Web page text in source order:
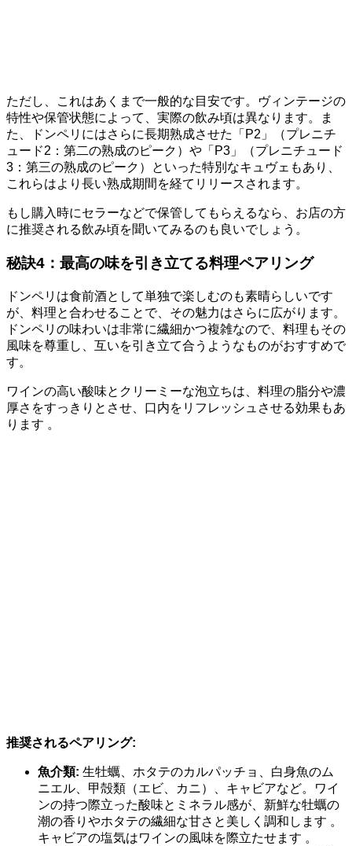
ただし、これはあくまで一般的な目安です。ヴィンテージの
特性や保管状態によって、実際の飲み頃は異なります。ま
た、ドンペリにはさらに長期熟成させた「P2」（プレニチ
ュード2：第二の熟成のピーク）や「P3」（プレニチュード
3：第三の熟成のピーク）といった特別なキュヴェもあり、
これらはより長い熟成期間を経てリリースされます。
もし購入時にセラーなどで保管してもらえるなら、お店の方
に推奨される飲み頃を聞いてみるのも良いでしょう。
秘訣4：最高の味を引き立てる料理ペアリング
ドンペリは食前酒として単独で楽しむのも素晴らしいです
が、料理と合わせることで、その魅力はさらに広がります。
ドンペリの味わいは非常に繊細かつ複雑なので、料理もその
風味を尊重し、互いを引き立て合うようなものがおすすめで
す。
ワインの高い酸味とクリーミーな泡立ちは、料理の脂分や濃
厚さをすっきりとさせ、口内をリフレッシュさせる効果もあ
ります 。
推奨されるペアリング:
魚介類: 生牡蠣、ホタテのカルパッチョ、白身魚のム
ニエル、甲殻類（エビ、カニ）、キャビアなど。ワイ
ンの持つ際立った酸味とミネラル感が、新鮮な牡蠣の
潮の香りやホタテの繊細な甘さと美しく調和します 。
キャビアの塩気はワインの風味を際立たせます 。